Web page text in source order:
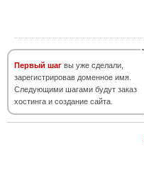
Первый шаг вы уже сделали,
зарегистрировав доменное имя.
Следующими шагами будут заказ
хостинга и создание сайта.